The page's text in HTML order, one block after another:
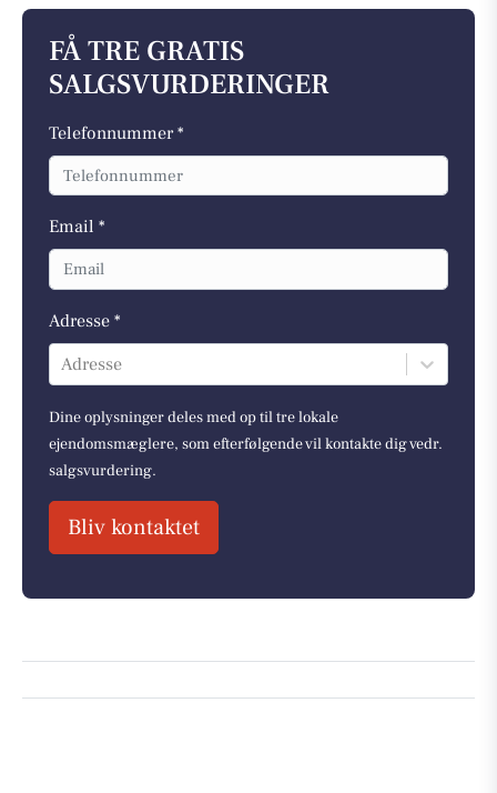
FÅ TRE GRATIS
SALGSVURDERINGER
Telefonnummer *
Email *
Adresse *
Adresse
Dine oplysninger deles med op til tre lokale
ejendomsmæglere, som efterfølgende vil kontakte dig vedr.
salgsvurdering.
Bliv kontaktet